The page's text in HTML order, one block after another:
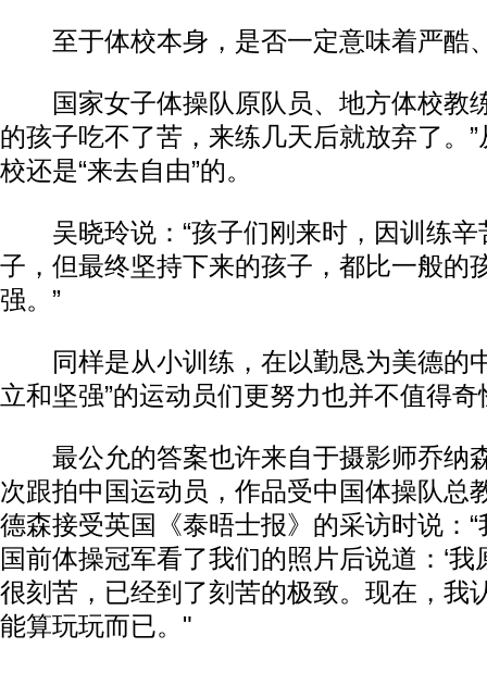
至于体校本身，是否一定意味着严酷
国家女子体操队原队员、地方体校教
的孩子吃不了苦，来练几天后就放弃了。
校还是“来去自由”的。
吴晓玲说：“孩子们刚来时，因训练辛
子，但最终坚持下来的孩子，都比一般的
强。”
同样是从小训练，在以勤恳为美德的
立和坚强”的运动员们更努力也并不值得奇
最公允的答案也许来自于摄影师乔纳
次跟拍中国运动员，作品受中国体操队总
德森接受英国《泰晤士报》的采访时说：
国前体操冠军看了我们的照片后说道：‘
很刻苦，已经到了刻苦的极致。现在，我
能算玩玩而已。"